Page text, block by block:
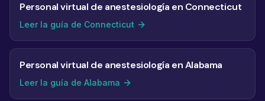
Personal virtual de anestesiología en Connecticut
Leer la guía de Connecticut
Personal virtual de anestesiología en Alabama
Leer la guía de Alabama